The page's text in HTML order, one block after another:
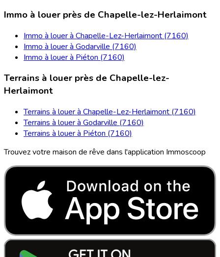
Immo à louer près de Chapelle-lez-Herlaimont
Immo à louer à Chapelle-Lez-Herlaimont (7160)
Immo à louer à Godarville (7160)
Immo à louer à Piéton (7160)
Terrains à louer près de Chapelle-lez-
Herlaimont
Terrains à louer à Chapelle-Lez-Herlaimont (7160)
Terrains à louer à Godarville (7160)
Terrains à louer à Piéton (7160)
Trouvez votre maison de rêve dans l'application Immoscoop